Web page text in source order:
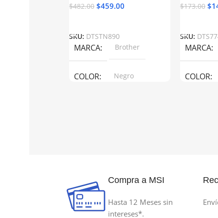
$482.00 $459.00
SKU: DTSTN890
MARCA Brother
COLOR Negro
20000
TECNOLOGÍA DE IMPRESIÓN
$173.00 $
SKU:
MARCA
COLOR
140 ml
Compra a MSI
Hasta 12 Meses sin
intereses*.